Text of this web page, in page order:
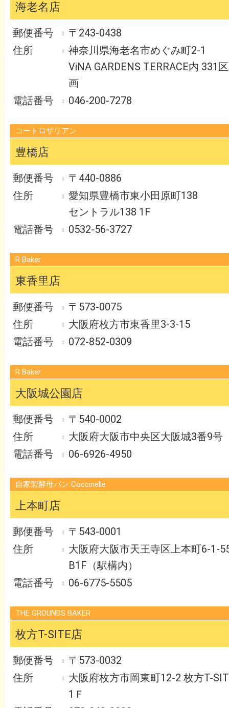
海老名店
〒243-0438
神奈川県海老名市めぐみ町2-1
ViNA GARDENS TERRACE内 331区
画
046-200-7278
コートロザリアン
豊橋店
〒440-0886
愛知県豊橋市東小田原町138
セントラル138 1F
0532-56-3727
R Baker
東香里店
〒573-0075
大阪府枚方市東香里3-3-15
072-852-0309
R Baker
大阪城公園店
〒540-0002
大阪府大阪市中央区大阪城3番9号
06-6926-4950
自家製酵母パン Coccinelle
上本町店
〒543-0001
大阪府大阪市天王寺区上本町6-1-
B1F（駅構内）
06-6775-5505
THE GROUNDS BAKER
枚方T-SITE店
〒573-0032
大阪府枚方市岡東町12-2 枚方T-
1Ｆ